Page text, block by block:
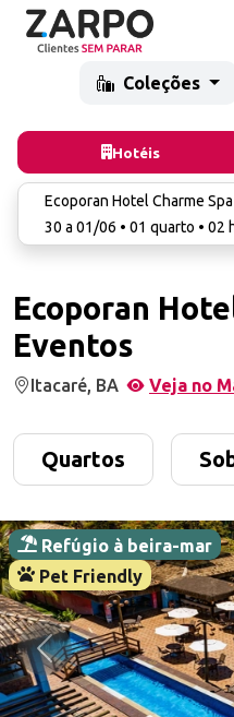
Coleções
Hotéis
Ecoporan Hotel Charme
30 a 01/06 • 01 quarto • 02
Ecoporan
Eventos
Itacaré, BA Veja no
Quartos
Anterior
Refúgio à beira-mar
Pet Friendly